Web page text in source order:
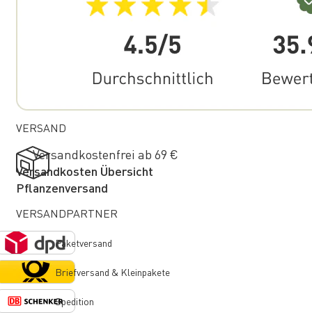
VERSAND
Versandkostenfrei ab 69 €
Versandkosten Übersicht
Pflanzenversand
VERSANDPARTNER
Paketversand
Briefversand & Kleinpakete
Spedition